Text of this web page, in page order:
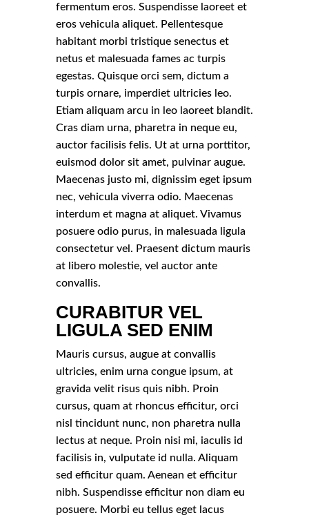
fermentum eros. Suspendisse laoreet et
eros vehicula aliquet. Pellentesque
habitant morbi tristique senectus et
netus et malesuada fames ac turpis
egestas. Quisque orci sem, dictum a
turpis ornare, imperdiet ultricies leo.
Etiam aliquam arcu in leo laoreet blandit.
Cras diam urna, pharetra in neque eu,
auctor facilisis felis. Ut at urna porttitor,
euismod dolor sit amet, pulvinar augue.
Maecenas justo mi, dignissim eget ipsum
nec, vehicula viverra odio. Maecenas
interdum et magna at aliquet. Vivamus
posuere odio purus, in malesuada ligula
consectetur vel. Praesent dictum mauris
at libero molestie, vel auctor ante
convallis.
CURABITUR VEL
LIGULA SED ENIM
Mauris cursus, augue at convallis
ultricies, enim urna congue ipsum, at
gravida velit risus quis nibh. Proin
cursus, quam at rhoncus efficitur, orci
nisl tincidunt nunc, non pharetra nulla
lectus at neque. Proin nisi mi, iaculis id
facilisis in, vulputate id nulla. Aliquam
sed efficitur quam. Aenean et efficitur
nibh. Suspendisse efficitur non diam eu
posuere. Morbi eu tellus eget lacus